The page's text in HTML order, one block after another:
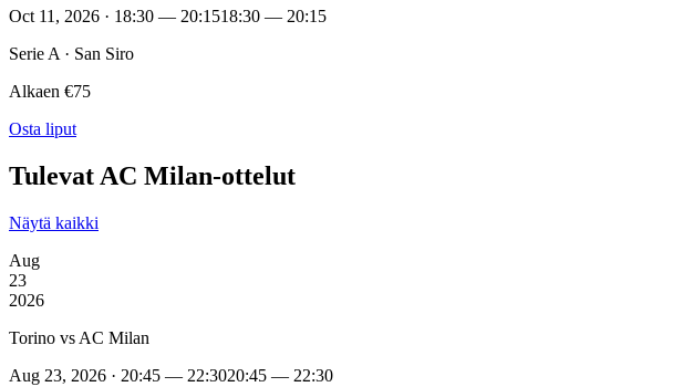
Oct 11, 2026 · 18:30 — 20:1518:30 — 20:15
Serie A · San Siro
Alkaen €75
Osta liput
Tulevat AC Milan-ottelut
Näytä kaikki
Aug
23
2026
Torino vs AC Milan
Aug 23, 2026 · 20:45 — 22:3020:45 — 22:30